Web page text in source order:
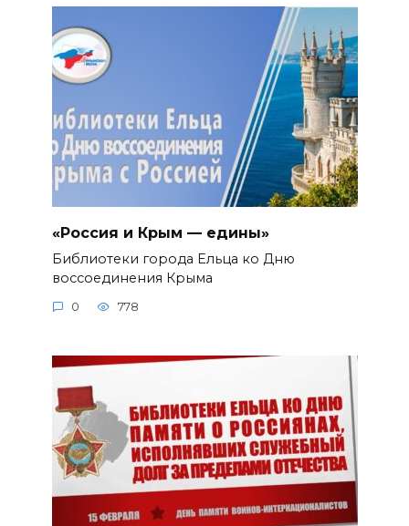
«Россия и Крым — едины»
Библиотеки города Ельца ко Дню
воссоединения Крыма
0 778